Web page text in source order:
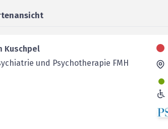
Kuschpel
und Psychotherapie FMH